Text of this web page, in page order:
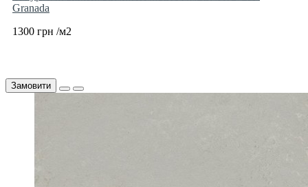
Granada
1300 грн /м2
Замовити